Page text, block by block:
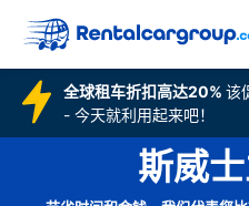
全球租车折扣高达20% 该
- 今天就利用起来吧！
斯威